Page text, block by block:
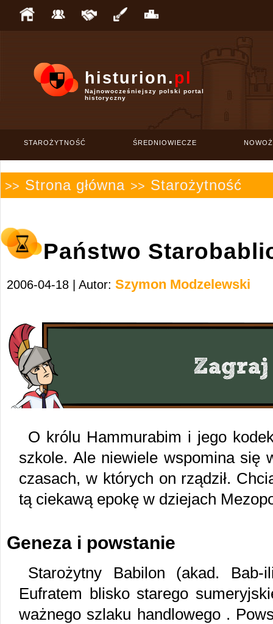
histurion.pl
Najnowocześniejszy polski portal
historyczny
STAROŻYTNOŚĆ ŚREDNIOWIECZE
>> Strona główna >> Starożytność
Państwo
2006-04-18 | Autor: Szymon Modzelewski
O królu Hammurabim i jego
szkole. Ale niewiele wspomina się
czasach, w których on rządził.
tą ciekawą epokę w dziejach
Geneza i powstanie
Starożytny Babilon (akad.
Eufratem blisko starego
ważnego szlaku handlowego .